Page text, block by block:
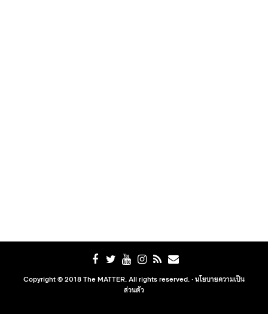
Copyright © 2018 The MATTER. All rights reserved. ·นโยบายความเป็น
ส่วนตัว